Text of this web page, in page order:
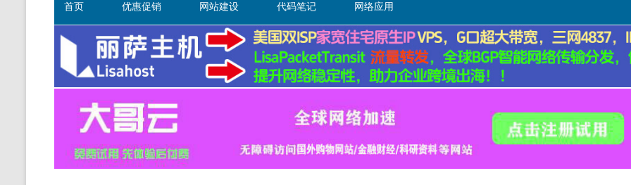
文
首页 优惠促销 网站建设 代码笔记 网络应用